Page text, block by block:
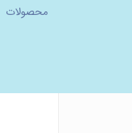
محصولات